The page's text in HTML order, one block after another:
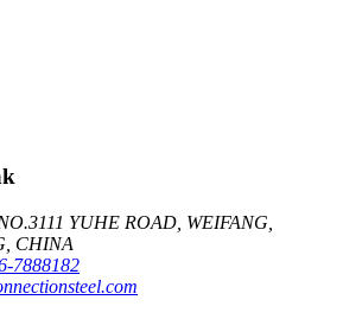
YUHE ROAD, WEIFANG,
CHINA
7888182